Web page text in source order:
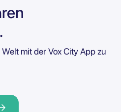
mit der Vox City App zu